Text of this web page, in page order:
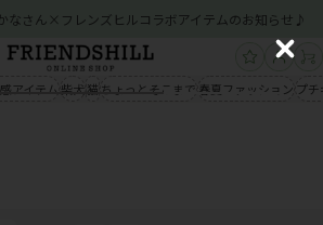
なさん×フレンズヒルコラボアイテムのお知らせ♪
アイテム 柴犬猫 ちょっとそこまで 春夏ファッション プ
C
l